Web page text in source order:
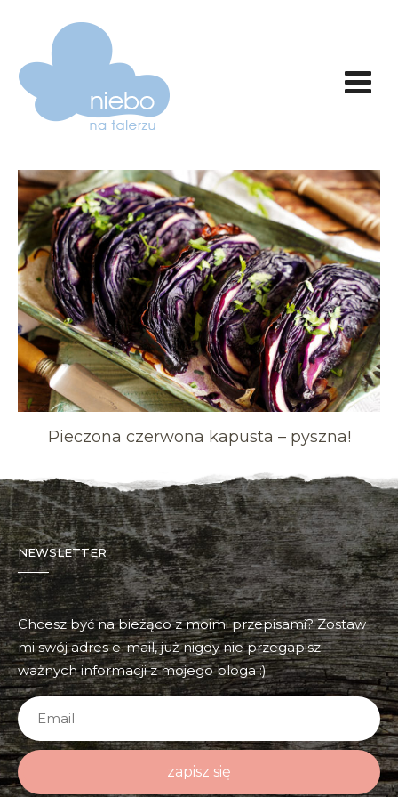
Pieczona czerwona kapusta – pyszna!
NEWSLETTER
Chcesz być na bieżąco z moimi przepisami? Zostaw
mi swój adres e-mail, już nigdy nie przegapisz
ważnych informacji z mojego bloga :)
zapisz się